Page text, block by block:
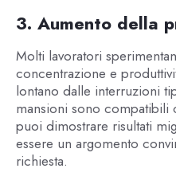
3. Aumento della
Molti lavoratori
concentrazione e
lontano dalle interruzioni
mansioni sono
puoi dimostrare risultati
essere un argomento
richiesta.